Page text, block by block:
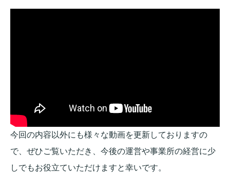
今回の内容以外にも様々な動画を更新しておりますの
で、ぜひご覧いただき、今後の運営や事業所の経営に少
しでもお役立ていただけますと幸いです。